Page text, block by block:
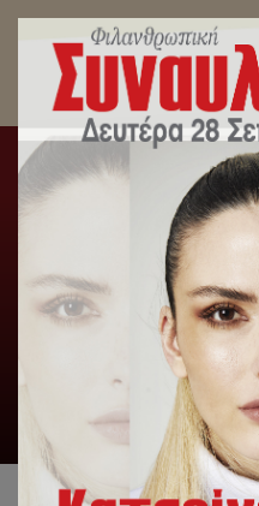
Λαμπρά πανηγύρισε
Πνεύματος ο
Τριάδος Πειραιώς.
Αρχική Slideshow,